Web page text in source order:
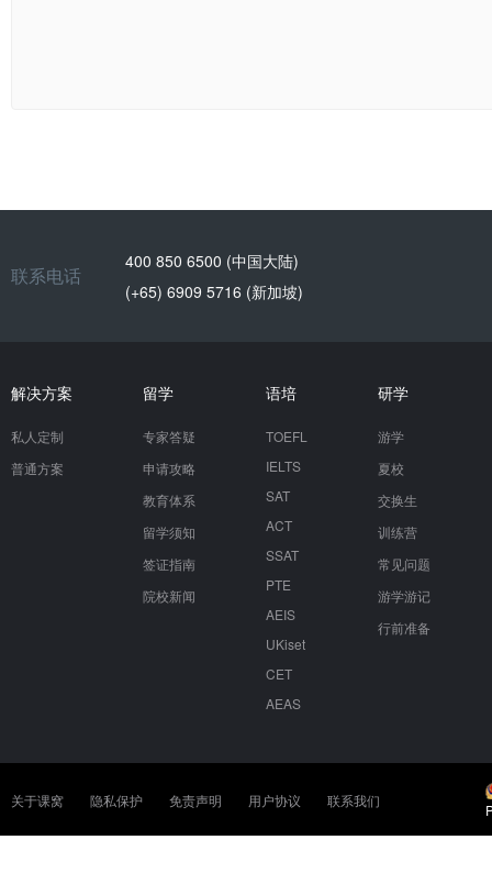
联系电话
400 850 6500 (中国大陆)
(+65) 6909 5716 (新加坡)
解决方案
私人定制
普通方案
留学
专家答疑
申请攻略
教育体系
留学须知
签证指南
院校新闻
语培
TOEFL
IELTS
SAT
ACT
SSAT
PTE
AEIS
UKiset
CET
AEAS
研学
游学
夏校
交换生
训练营
常见问题
游学游记
行前准备
关于课窝 隐私保护 免责声明 用户协议 联系我们